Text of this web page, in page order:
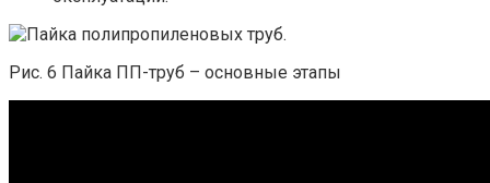
Рис. 6 Пайка ПП-труб – основные этапы